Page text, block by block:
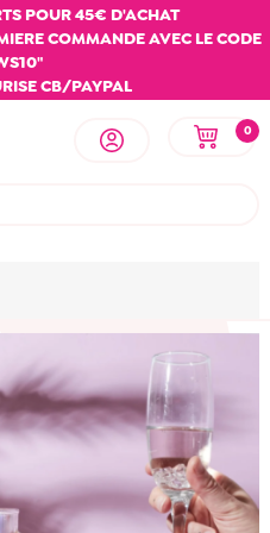
POUR 45€ D'ACHAT
COMMANDE AVEC LE CODE
CB/PAYPAL
0